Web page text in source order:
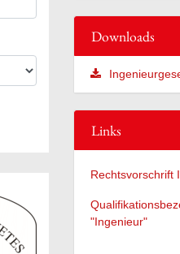
Downloads
Links
Rechtsvorschrift
"Ingenieur"